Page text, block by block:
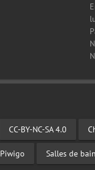
CC-BY-NC-SA 4.0
Piwigo Salles de